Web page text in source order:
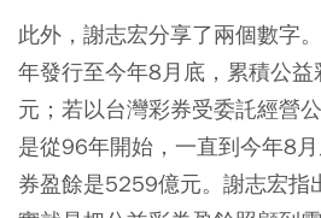
此外，謝志宏分享了兩個數字
年發行至今年8月底，累積公
元；若以台灣彩券受委託經營
是從96年開始，一直到今年8
券盈餘是5259億元。謝志宏指